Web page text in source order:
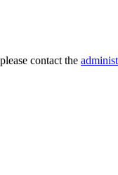
contact the